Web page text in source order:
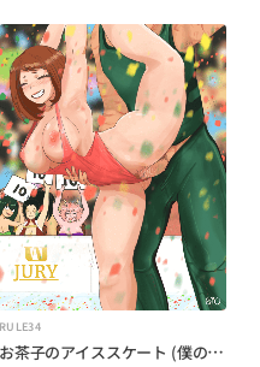
RULE34
お茶子のアイススケート (僕のヒーローアカデミア) (ジオシス)